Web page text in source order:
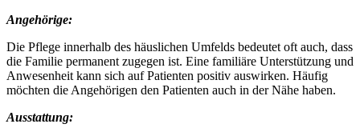
Angehörige:
Die Pflege innerhalb des häuslichen Umfelds bedeutet oft auch, dass
die Familie permanent zugegen ist. Eine familiäre Unterstützung und
Anwesenheit kann sich auf Patienten positiv auswirken. Häufig
möchten die Angehörigen den Patienten auch in der Nähe haben.
Ausstattung: